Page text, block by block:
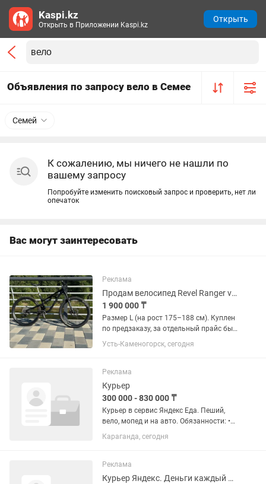
Объявления по запросу вело в Семее
Семей
К сожалению, мы ничего не нашли по
вашему запросу
Попробуйте изменить поисковый запрос и проверить, нет ли
опечаток
Вас могут заинтересовать
Реклама
Продам велосипед Revel Ranger v2 2025
1 900 000 ₸
Размер L (на рост 175–188 см). Куплен
по предзаказу, за отдельный прайс был
собран и обслужен включая нулевое
ТО мастерами Worldwide Cyclery и
идеальном состоянии,...
Усть-Каменогорск, сегодня
Реклама
Курьер
300 000 - 830 000 ₸
Курьер в сервис Яндекс Еда. Пеший,
вело, мопед и на авто. Обязанности: •
доставлять еду из кафе и ресторанов
города • работать по удобному для вас
(выдается...
Караганда, сегодня
Реклама
Курьер Яндекс. Деньги каждый день.
Kaspi.kz
Открыть в Приложении Kaspi.kz
Открыть